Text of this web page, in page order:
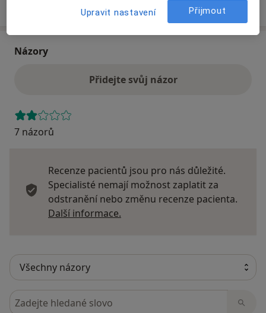
o adrese
Názory
Přidejte svůj názor
7 názorů
Recenze pacientů jsou pro nás důležité.
Specialisté nemají možnost zaplatit za
odstranění nebo změnu recenze pacienta.
Další informace.
Hledejte v názorech
Upravit nastavení Přijmout